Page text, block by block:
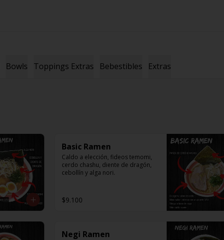
Bowls Toppings Extras Bebestibles Extras
Basic Ramen
Caldo a elección, fideos temomi,
cerdo chashu, diente de dragón,
cebollín y alga nori.
$9.100
Negi Ramen